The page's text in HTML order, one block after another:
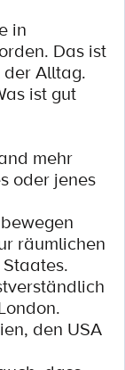
in
Das ist
Alltag.
ist gut
mehr
oder jenes
räumlichen
den USA